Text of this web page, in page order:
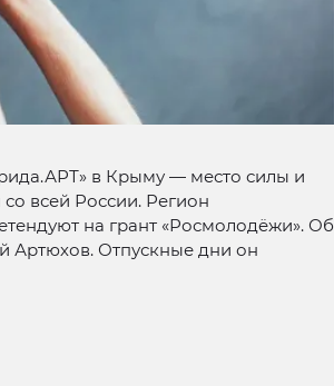
в Крыму — место силы и
всей России. Регион
на грант «Росмолодёжи». Об
Артюхов. Отпускные дни он